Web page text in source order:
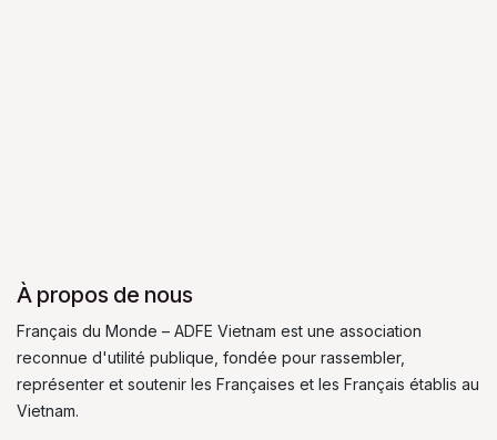
À propos de nous
Français du Monde – ADFE Vietnam est une association
reconnue d'utilité publique, fondée pour rassembler,
représenter et soutenir les Françaises et les Français établis au
Vietnam.